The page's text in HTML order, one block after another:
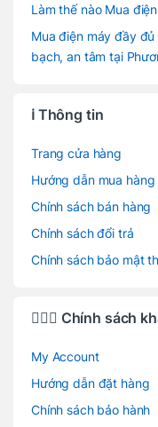
Làm thế nào Mua
Mua điện máy đầy đủ
bạch, an tâm tại
ℹ️ Thông tin
Trang cửa hàng
Hướng dẫn mua hàng
Chính sách bán hàng
Chính sách đổi trả
Chính sách bảo mật
🙋🏻‍♂️ Chính sách
My Account
Hướng dẫn đặt hàng
Chính sách bảo hành